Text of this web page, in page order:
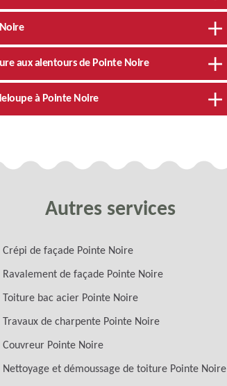
aux alentours de Pointe Noire
à Pointe Noire
Autres services
Crépi de façade Pointe Noire
Ravalement de façade Pointe Noire
Toiture bac acier Pointe Noire
Travaux de charpente Pointe Noire
Couvreur Pointe Noire
Nettoyage et démoussage de toiture Pointe Noire